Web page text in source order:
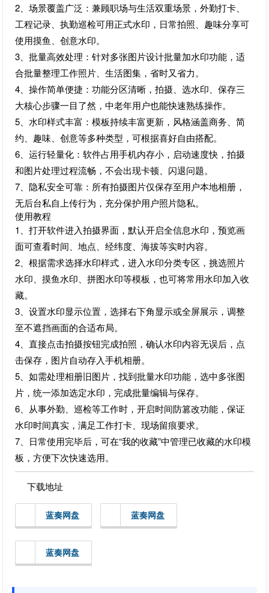
2、场景覆盖广泛：兼顾职场与生活双重场景，外勤打卡、
工程记录、执勤巡检可用正式水印，日常拍照、趣味分享可
使用摸鱼、创意水印。
3、批量高效处理：针对多张图片设计批量加水印功能，适
合批量整理工作照片、生活图集，省时又省力。
4、操作简单便捷：功能分区清晰，拍摄、选水印、保存三
大核心步骤一目了然，中老年用户也能快速熟练操作。
5、水印样式丰富：模板持续丰富更新，风格涵盖商务、简
约、趣味、创意等多种类型，可根据喜好自由搭配。
6、运行轻量化：软件占用手机内存小，启动速度快，拍摄
和图片处理过程流畅，不会出现卡顿、闪退问题。
7、隐私安全可靠：所有拍摄图片仅保存至用户本地相册，
无后台私自上传行为，充分保护用户照片隐私。
使用教程
1、打开软件进入拍摄界面，默认开启全信息水印，预览画
面可查看时间、地点、经纬度、海拔等实时内容。
2、根据需求选择水印样式，进入水印分类专区，挑选照片
水印、摸鱼水印、拼图水印等模板，也可将常用水印加入收
藏。
3、设置水印显示位置，选择右下角显示或全屏展示，调整
至不遮挡画面的合适布局。
4、直接点击拍摄按钮完成拍照，确认水印内容无误后，点
击保存，图片自动存入手机相册。
5、如需处理相册旧图片，找到批量水印功能，选中多张图
片，统一添加选定水印，完成批量编辑与保存。
6、从事外勤、巡检等工作时，开启时间防篡改功能，保证
水印时间真实，满足工作打卡、现场留痕要求。
7、日常使用完毕后，可在“我的收藏”中管理已收藏的水印模
板，方便下次快速选用。
下载地址
蓝奏网盘 蓝奏网盘
蓝奏网盘